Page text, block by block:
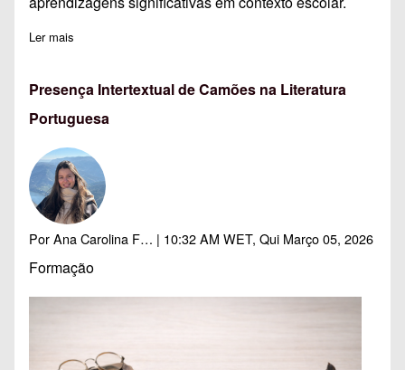
Ler mais
Presença Intertextual de Camões na Literatura
Portuguesa
PorAna Carolina F… | 10:32 AM WET, Qui Março 05, 2026
Formação